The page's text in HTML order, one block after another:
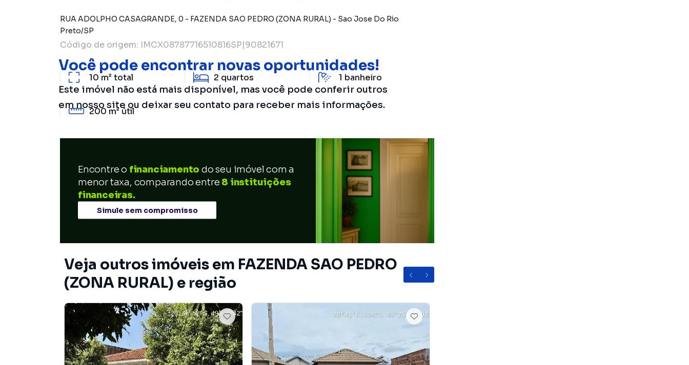
Você pode encontrar novas oportunidades!
Este imóvel não está mais disponível, mas você pode conferir outros
em nosso site ou deixar seu contato para receber mais informações.
RUA ADOLPHO CASAGRANDE, 0 - FAZENDA SAO PEDRO (ZONA RURAL) - Sao Jose Do Rio
Preto/SP
Código de origem: IMCX08787716510816SP|90821671
10 m²total 2 quartos 1 banheiro
200 m²útil
Encontre o financiamento do seu imóvel com a
menor taxa, comparando entre 8 instituições
financeiras.
Simule sem compromisso
Veja outros imóveis em FAZENDA SAO PEDRO
(ZONA RURAL) e região